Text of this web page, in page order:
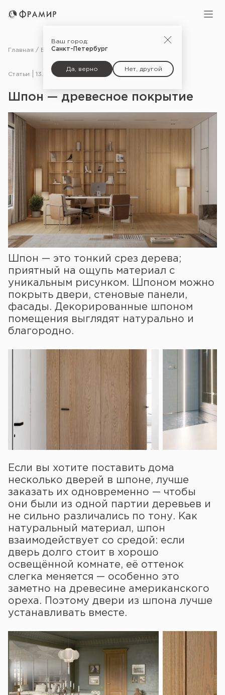
Ваш город:
Санкт-Петербург
Да, верно Нет, другой
Главная Блог Статьи
Статьи 13.09.24
Шпон — древесное покрытие
Шпон — это тонкий срез дерева;
приятный на ощупь материал с
уникальным рисунком. Шпоном можно
покрыть двери, стеновые панели,
фасады. Декорированные шпоном
помещения выглядят натурально и
благородно.
Если вы хотите поставить дома
несколько дверей в шпоне, лучше
заказать их одновременно — чтобы
они были из одной партии деревьев и
не сильно различались по тону. Как
натуральный материал, шпон
взаимодействует со средой: если
дверь долго стоит в хорошо
освещённой комнате, её оттенок
слегка меняется — особенно это
заметно на древесине американского
ореха. Поэтому двери из шпона лучше
устанавливать вместе.